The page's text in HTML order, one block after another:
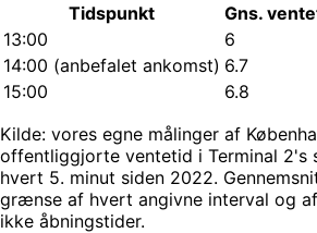
Tidspunkt
Gns.
13:00
6
14:00 (anbefalet ankomst) 6.7
15:00
6.8
Kilde: vores egne målinger af
offentliggjorte ventetid i Terminal 2's
hvert 5. minut siden 2022.
grænse af hvert angivne interval og
ikke åbningstider.